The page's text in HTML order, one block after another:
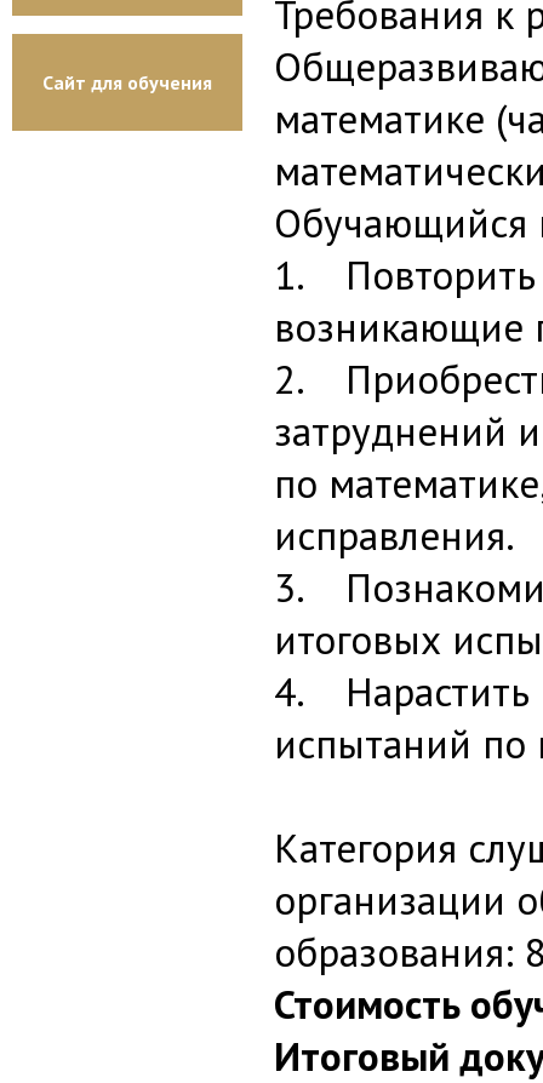
Сайт для обучения
Требования к
математике
Обучающийся
1. Повторить
возникающие
2.
затруднений
по
исправления.
3.
итоговых
4. Нарастить
испытаний по
Категория
организации
образования:
Стоимость
Итоговый